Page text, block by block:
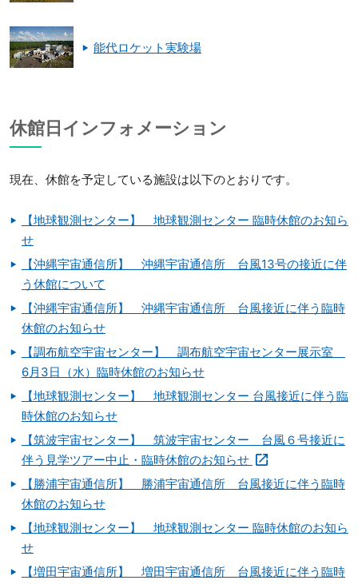
能代ロケット実験場
休館日インフォメーション
現在、休館を予定している施設は以下のとおりです。
【地球観測センター】 地球観測センター 臨時休館のお知ら
せ
【沖縄宇宙通信所】 沖縄宇宙通信所 台風13号の接近に伴
う休館について
【沖縄宇宙通信所】 沖縄宇宙通信所 台風接近に伴う臨時
休館のお知らせ
【調布航空宇宙センター】 調布航空宇宙センター展示室
6月3日（水）臨時休館のお知らせ
【地球観測センター】 地球観測センター 台風接近に伴う臨
時休館のお知らせ
【筑波宇宙センター】 筑波宇宙センター 台風６号接近に
伴う見学ツアー中止・臨時休館のお知らせ
【勝浦宇宙通信所】 勝浦宇宙通信所 台風接近に伴う臨時
休館のお知らせ
【地球観測センター】 地球観測センター 臨時休館のお知ら
せ
【増田宇宙通信所】 増田宇宙通信所 台風接近に伴う臨時